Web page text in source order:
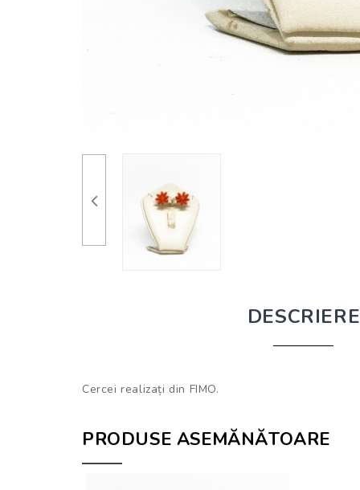
DESCRIERE
Cercei realizați din FIMO.
PRODUSE ASEMĂNĂTOARE